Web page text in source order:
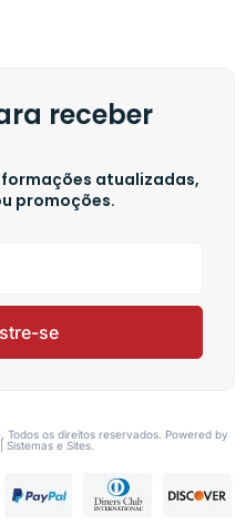
receber
atualizadas,
promoções.
se
os direitos reservados. Powered by
e Sites.